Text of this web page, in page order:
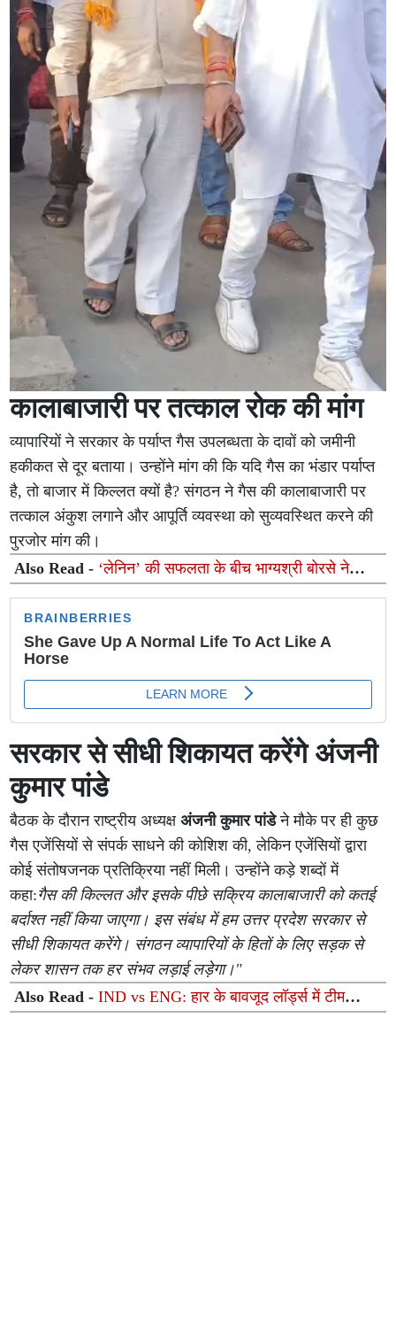
कालाबाजारी पर तत्काल रोक की मांग
व्यापारियों ने सरकार के पर्याप्त गैस उपलब्धता के दावों को जमीनी
हकीकत से दूर बताया। उन्होंने मांग की कि यदि गैस का भंडार पर्याप्त
है, तो बाजार में किल्लत क्यों है? संगठन ने गैस की कालाबाजारी पर
तत्काल अंकुश लगाने और आपूर्ति व्यवस्था को सुव्यवस्थित करने की
पुरजोर मांग की।
Also Read - ‘लेनिन’ की सफलता के बीच भाग्यश्री बोरसे ने
जाहिर की दिल की ख्वाहिश, इस साउथ सुपरस्टार के साथ जाना
सरकार से सीधी शिकायत करेंगे अंजनी
कुमार पांडे
बैठक के दौरान राष्ट्रीय अध्यक्षअंजनी कुमार पांडेने मौके पर ही कुछ
गैस एजेंसियों से संपर्क साधने की कोशिश की, लेकिन एजेंसियों द्वारा
कोई संतोषजनक प्रतिक्रिया नहीं मिली। उन्होंने कड़े शब्दों में
कहा:गैस की किल्लत और इसके पीछे सक्रिय कालाबाजारी को कतई
बर्दाश्त नहीं किया जाएगा। इस संबंध में हम उत्तर प्रदेश सरकार से
सीधी शिकायत करेंगे। संगठन व्यापारियों के हितों के लिए सड़क से
लेकर शासन तक हर संभव लड़ाई लड़ेगा।"
Also Read -IND vs ENG: हार के बावजूद लॉर्ड्स में टीम
इंडिया ने रचा इतिहास, टूट गए सालों पुराने महा-रिकॉर्ड